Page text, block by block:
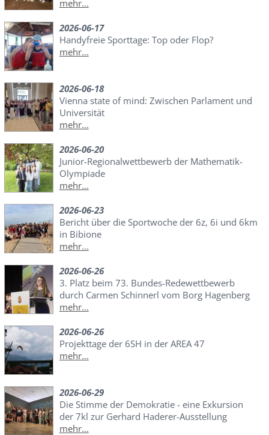
mehr...
2026-06-17
Handyfreie Sporttage: Top oder Flop?
mehr...
2026-06-18
Vienna state of mind: Zwischen Parlament und
Universität
mehr...
2026-06-20
Junior-Regionalwettbewerb der Mathematik-
Olympiade
mehr...
2026-06-23
Bericht über die Sportwoche der 6z, 6i und 6km
in Bibione
mehr...
2026-06-26
3. Platz beim 73. Bundes-Redewettbewerb
durch Carmen Schinnerl vom Borg Hagenberg
mehr...
2026-06-26
Projekttage der 6SH in der AREA 47
mehr...
2026-06-29
Die Stimme der Demokratie - eine Exkursion
der 7kl zur Gerhard Haderer-Ausstellung
mehr...